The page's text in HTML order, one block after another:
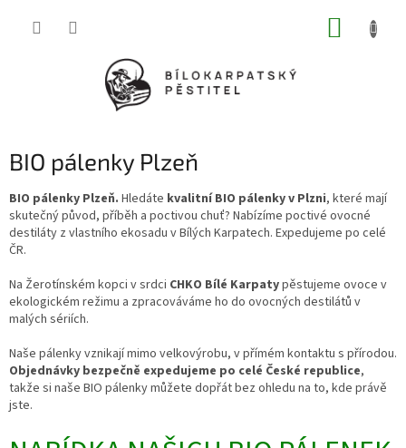
BIO pálenky Plzeň
BIO pálenky Plzeň. Hledáte kvalitní BIO pálenky v Plzni, které mají
skutečný původ, příběh a poctivou chuť? Nabízíme poctivé ovocné
destiláty z vlastního ekosadu v Bílých Karpatech. Expedujeme po celé
ČR.
Na Žerotínském kopci v srdci CHKO Bílé Karpatypěstujeme ovoce v
ekologickém režimu a zpracováváme ho do ovocných destilátů v
malých sériích.
Naše pálenky vznikají mimo velkovýrobu, v přímém kontaktu s přírodou.
Objednávky bezpečně expedujeme po celé České republice,
takže si naše BIO pálenky můžete dopřát bez ohledu na to, kde právě
jste.